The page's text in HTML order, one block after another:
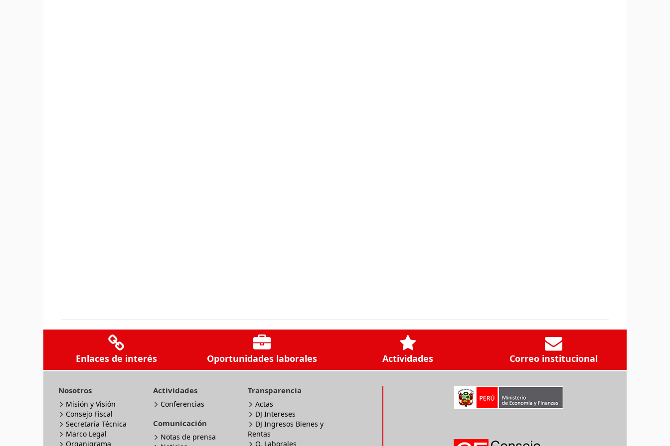
Enlaces de interés Oportunidades laborales Actividades Correo institucional
Nosotros
Misión y Visión
Consejo Fiscal
Secretaría Técnica
Marco Legal
Organigrama
Actividades
Conferencias
Comunicación
Notas de prensa
Transparencia
Actas
DJ Intereses
DJ Ingresos Bienes y
Rentas
O. Laborales